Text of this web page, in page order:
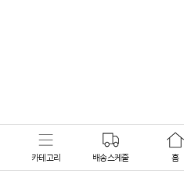
카테고리 배송스케줄 홈